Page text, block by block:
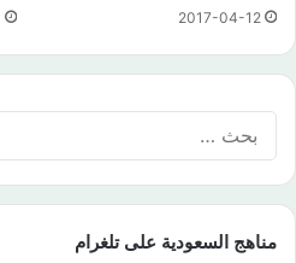
2017-04-12
مناهج السعودية على تلغرام